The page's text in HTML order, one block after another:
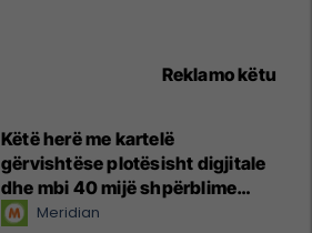
Reklamo këtu
Këtë herë me kartelë
gërvishtëse plotësisht digjitale
dhe mbi 40 mijë shpërblime
instant!Meridian